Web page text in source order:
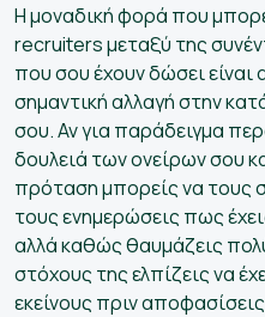
Η μοναδική φορά που
recruiters μεταξύ της
που σου έχουν δώσει είναι
σημαντική αλλαγή στην
σου. Αν για παράδειγμα
δουλειά των ονείρων σου
πρόταση μπορείς να τους
τους ενημερώσεις πως
αλλά καθώς θαυμάζεις
στόχους της ελπίζεις να
εκείνους πριν